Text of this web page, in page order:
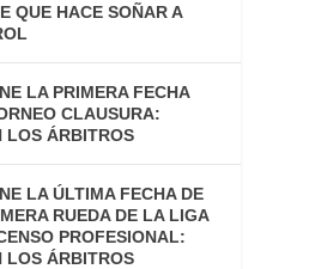
QUE HACE SOÑAR A
LA PRIMERA FECHA
CLAUSURA:
LOS ÁRBITROS
LA ÚLTIMA FECHA DE
RUEDA DE LA LIGA
PROFESIONAL:
LOS ÁRBITROS